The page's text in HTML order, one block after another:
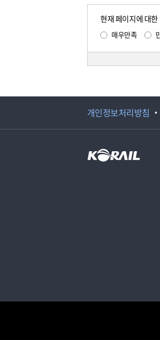
현재 페이지에 대
매우만족
개인정보처리방침